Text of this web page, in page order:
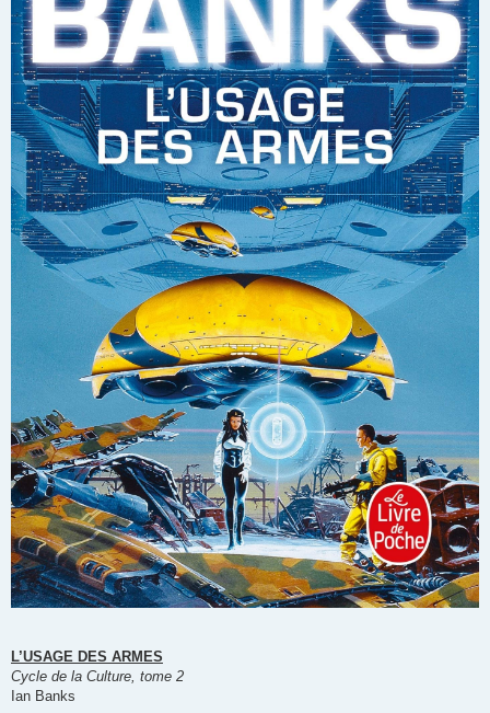
L’USAGE DES ARMES
Cycle de la Culture, tome 2
Ian Banks